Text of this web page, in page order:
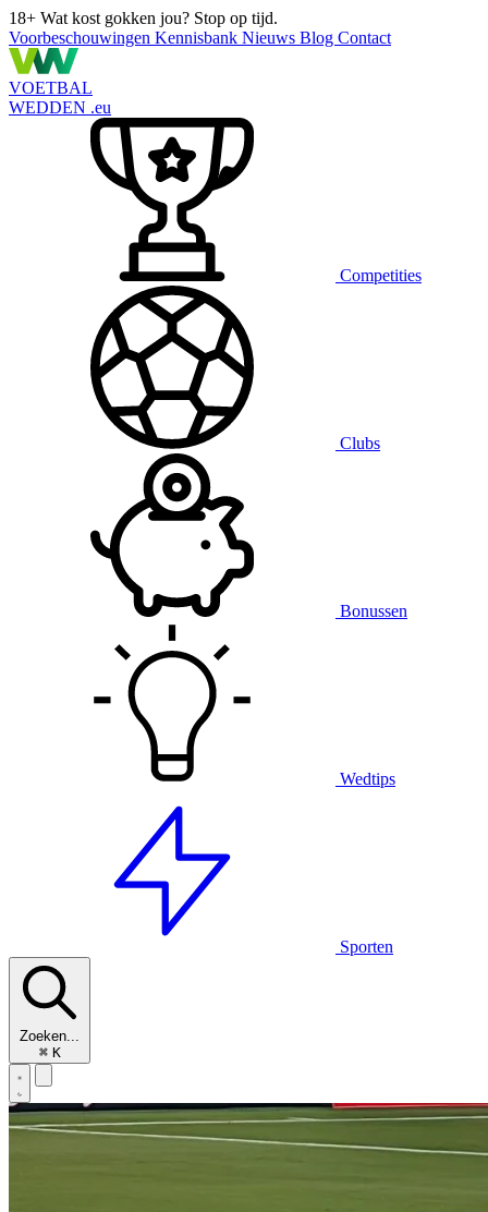
18+ Wat kost gokken jou? Stop op tijd.
Voorbeschouwingen Kennisbank Nieuws Blog Contact
VOETBAL
WEDDEN .eu
Competities
Clubs
Bonussen
Wedtips
Sporten
Zoeken...
⌘ K